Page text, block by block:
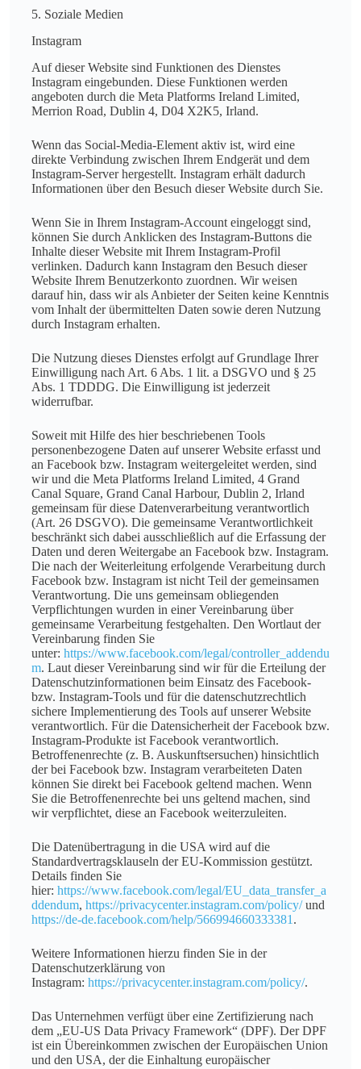
5. Soziale Medien
Instagram
Auf dieser Website sind Funktionen des Dienstes
Instagram eingebunden. Diese Funktionen werden
angeboten durch die Meta Platforms Ireland Limited,
Merrion Road, Dublin 4, D04 X2K5, Irland.
Wenn das Social-Media-Element aktiv ist, wird eine
direkte Verbindung zwischen Ihrem Endgerät und dem
Instagram-Server hergestellt. Instagram erhält dadurch
Informationen über den Besuch dieser Website durch Sie.
Wenn Sie in Ihrem Instagram-Account eingeloggt sind,
können Sie durch Anklicken des Instagram-Buttons die
Inhalte dieser Website mit Ihrem Instagram-Profil
verlinken. Dadurch kann Instagram den Besuch dieser
Website Ihrem Benutzerkonto zuordnen. Wir weisen
darauf hin, dass wir als Anbieter der Seiten keine Kenntnis
vom Inhalt der übermittelten Daten sowie deren Nutzung
durch Instagram erhalten.
Die Nutzung dieses Dienstes erfolgt auf Grundlage Ihrer
Einwilligung nach Art. 6 Abs. 1 lit. a DSGVO und § 25
Abs. 1 TDDDG. Die Einwilligung ist jederzeit
widerrufbar.
Soweit mit Hilfe des hier beschriebenen Tools
personenbezogene Daten auf unserer Website erfasst und
an Facebook bzw. Instagram weitergeleitet werden, sind
wir und die Meta Platforms Ireland Limited, 4 Grand
Canal Square, Grand Canal Harbour, Dublin 2, Irland
gemeinsam für diese Datenverarbeitung verantwortlich
(Art. 26 DSGVO). Die gemeinsame Verantwortlichkeit
beschränkt sich dabei ausschließlich auf die Erfassung der
Daten und deren Weitergabe an Facebook bzw. Instagram.
Die nach der Weiterleitung erfolgende Verarbeitung durch
Facebook bzw. Instagram ist nicht Teil der gemeinsamen
Verantwortung. Die uns gemeinsam obliegenden
Verpflichtungen wurden in einer Vereinbarung über
gemeinsame Verarbeitung festgehalten. Den Wortlaut der
Vereinbarung finden Sie
unter: https://www.facebook.com/legal/controller_addendu
m. Laut dieser Vereinbarung sind wir für die Erteilung der
Datenschutzinformationen beim Einsatz des Facebook-
bzw. Instagram-Tools und für die datenschutzrechtlich
sichere Implementierung des Tools auf unserer Website
verantwortlich. Für die Datensicherheit der Facebook bzw.
Instagram-Produkte ist Facebook verantwortlich.
Betroffenenrechte (z. B. Auskunftsersuchen) hinsichtlich
der bei Facebook bzw. Instagram verarbeiteten Daten
können Sie direkt bei Facebook geltend machen. Wenn
Sie die Betroffenenrechte bei uns geltend machen, sind
wir verpflichtet, diese an Facebook weiterzuleiten.
Die Datenübertragung in die USA wird auf die
Standardvertragsklauseln der EU-Kommission gestützt.
Details finden Sie
hier: https://www.facebook.com/legal/EU_data_transfer_a
ddendum, https://privacycenter.instagram.com/policy/und
https://de-de.facebook.com/help/566994660333381 .
Weitere Informationen hierzu finden Sie in der
Datenschutzerklärung von
Instagram: https://privacycenter.instagram.com/policy/.
Das Unternehmen verfügt über eine Zertifizierung nach
dem „EU-US Data Privacy Framework“ (DPF). Der DPF
ist ein Übereinkommen zwischen der Europäischen Union
und den USA, der die Einhaltung europäischer